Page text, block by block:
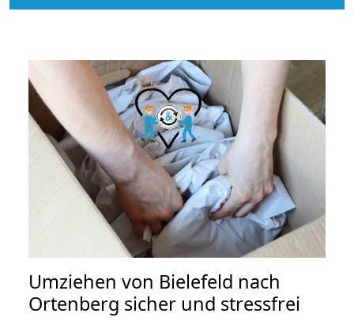
Umziehen von Bielefeld nach
Ortenberg sicher und stressfrei